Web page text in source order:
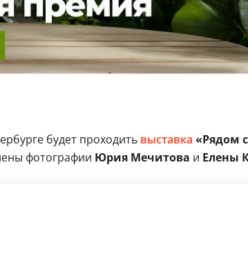
будет проходить выставка «Рядом
фотографии Юрия Мечитова и Елены